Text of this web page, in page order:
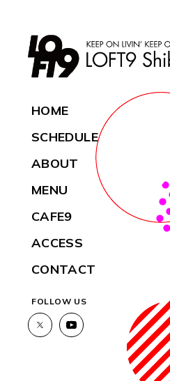
HOME
SCHEDULE
ABOUT
MENU
CAFE9
ACCESS
CONTACT
FOLLOW US